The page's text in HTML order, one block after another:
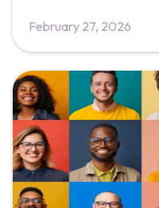
February 27, 2026